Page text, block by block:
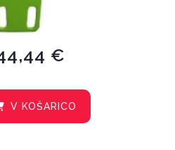
€
V KOŠARICO